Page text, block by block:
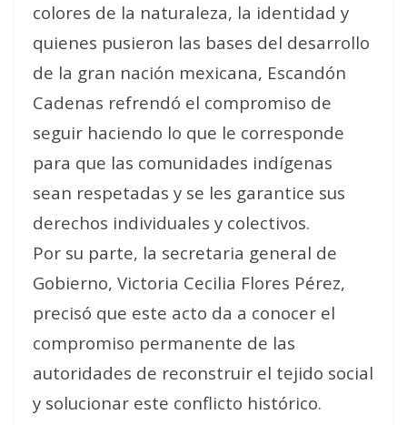
colores de la naturaleza, la identidad y
quienes pusieron las bases del desarrollo
de la gran nación mexicana, Escandón
Cadenas refrendó el compromiso de
seguir haciendo lo que le corresponde
para que las comunidades indígenas
sean respetadas y se les garantice sus
derechos individuales y colectivos.
Por su parte, la secretaria general de
Gobierno, Victoria Cecilia Flores Pérez,
precisó que este acto da a conocer el
compromiso permanente de las
autoridades de reconstruir el tejido social
y solucionar este conflicto histórico.